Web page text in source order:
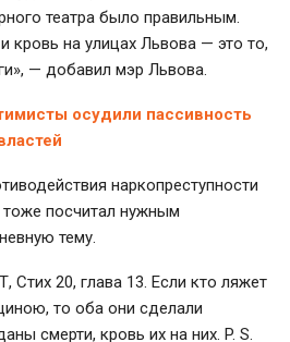
театра было правильным.
кровь на улицах Львова — это то,
— добавил мэр Львова.
осудили пассивность
наркопреступности
тоже посчитал нужным
тему.
20, глава 13. Если кто ляжет
то оба они сделали
смерти, кровь их на них. P. S.